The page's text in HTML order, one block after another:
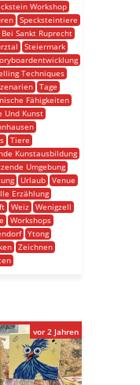
Workshop
Specksteintiere
Sankt Ruprecht
Steiermark
Techniques
Tage
Fähigkeiten
Und Kunst
Tiere
Kunstausbildung
Umgebung
Urlaub Venue
Erzählung
Weiz Wenigzell
Workshops
Ytong
Zeichnen
vor 2 Jahren